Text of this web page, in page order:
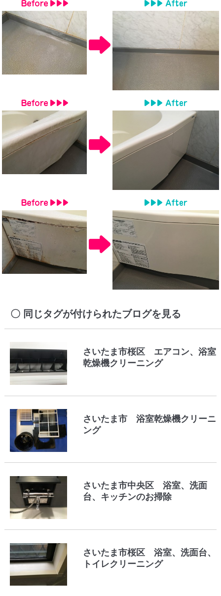
同じタグが付けられたブログを見る
さいたま市桜区 エアコン、浴室
乾燥機クリーニング
さいたま市 浴室乾燥機クリーニ
ング
さいたま市中央区 浴室、洗面
台、キッチンのお掃除
さいたま市桜区 浴室、洗面台、
トイレクリーニング